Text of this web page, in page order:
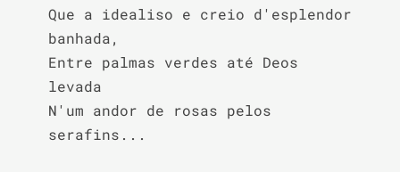
Que a idealiso e creio d'esplendor
banhada,
Entre palmas verdes até Deos
levada
N'um andor de rosas pelos
serafins...